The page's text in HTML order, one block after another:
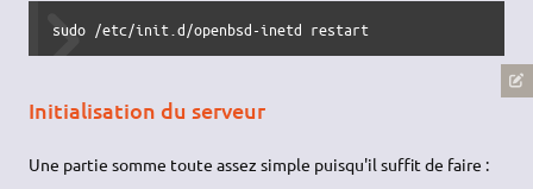
sudo /etc/init.d/openbsd-inetd restart
Initialisation du serveur
Une partie somme toute assez simple puisqu'il suffit de faire :